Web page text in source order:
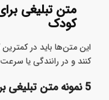
متن تبلیغی
کودک
این متن‌ها باید در
کنند و در رانندگی یا
5 نمونه متن تبلیغی برای بیلبورد و تابلو سردر مهد کودک